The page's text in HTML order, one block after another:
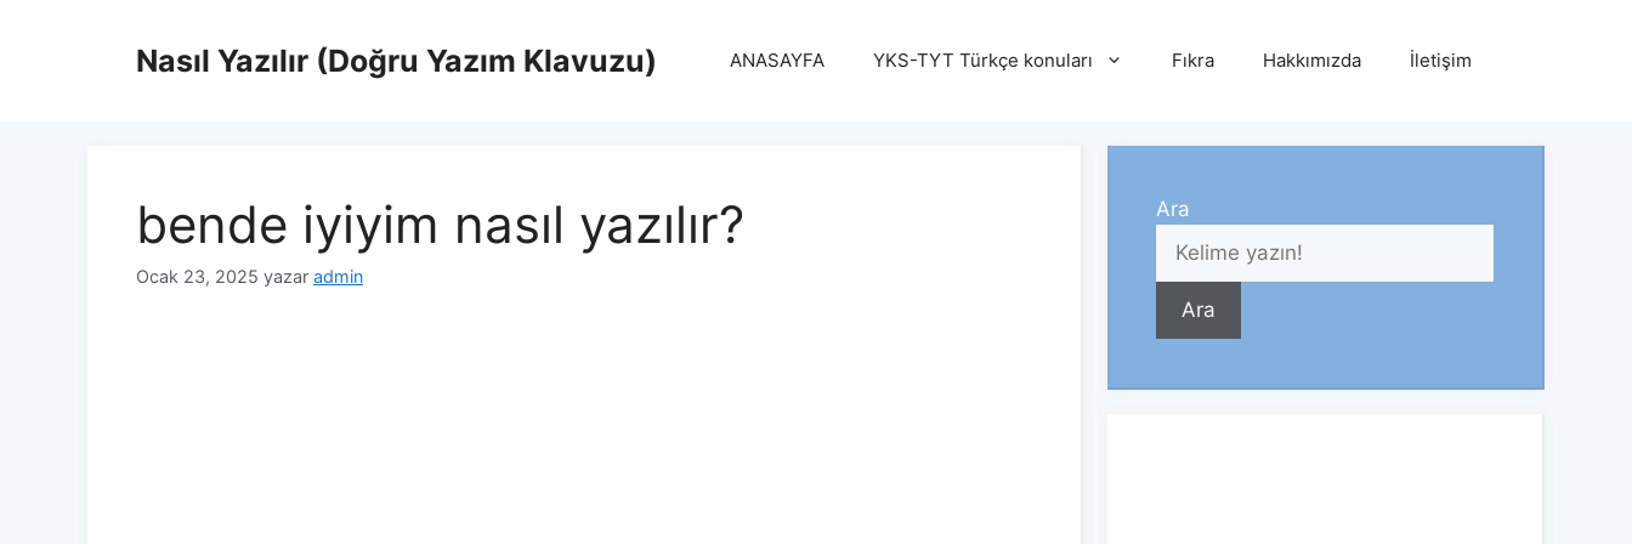
Nasıl Yazılır (Doğru Yazım Klavuzu) ANASAYFA YKS-TYT Türkçe konuları Fıkra Hakkımızda İletişim
bende iyiyim nasıl yazılır?
Ocak 23, 2025 yazar admin
Ara
Ara